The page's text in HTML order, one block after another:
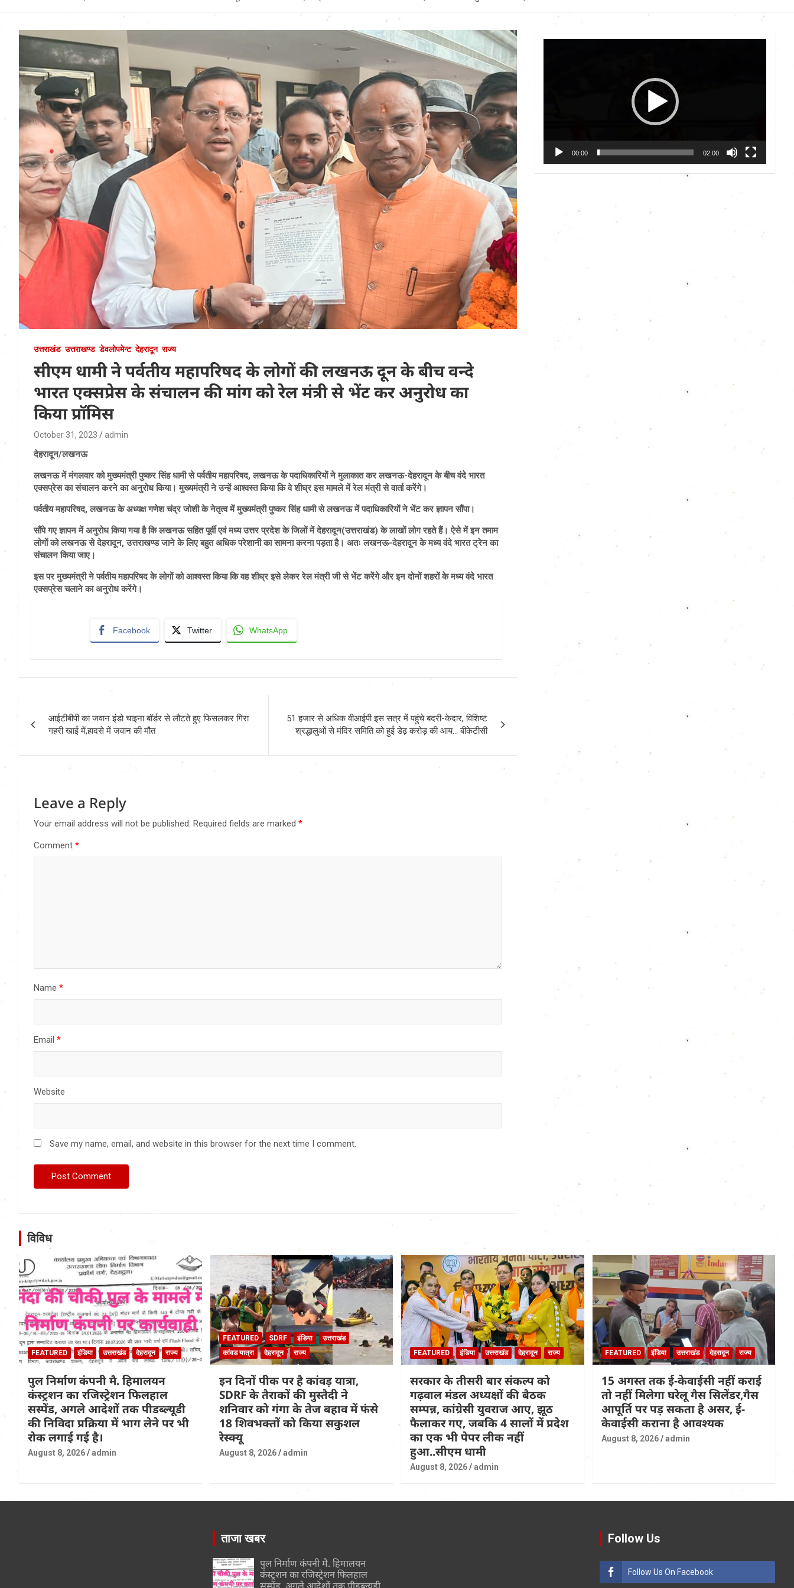
Uttarakhand News in
Hindi
उत्तराखंड उत्तराखण्ड डेवलोपमेन्ट देहरादून राज्य
सीएम धामी ने पर्वतीय महापरिषद के लोगों की लखनऊ दून के बीच वन्दे
भारत एक्सप्रेस के संचालन की मांग को रेल मंत्री से भेंट कर अनुरोध का
किया प्रॉमिस
October 31, 2023 admin
देहरादून/लखनऊ
लखनऊ में मंगलवार को मुख्यमंत्री पुष्कर सिंह धामी से पर्वतीय महापरिषद, लखनऊ के पदाधिकारियों ने मुलाकात कर लखनऊ-देहरादून के बीच वंदे भारत
एक्सप्रेस का संचालन करने का अनुरोध किया। मुख्यमंत्री ने उन्हें आश्वस्त किया कि वे शीघ्र इस मामले में रेल मंत्री से वार्ता करेंगे।
पर्वतीय महापरिषद, लखनऊ के अध्यक्ष गणेश चंद्र जोशी के नेतृत्व में मुख्यमंत्री पुष्कर सिंह धामी से लखनऊ में पदाधिकारियों ने भेंट कर ज्ञापन सौंपा।
सौंपे गए ज्ञापन में अनुरोध किया गया है कि लखनऊ सहित पूर्वी एवं मध्य उत्तर प्रदेश के जिलों में देहरादून(उत्तराखंड) के लाखों लोग रहते हैं। ऐसे में इन तमाम
लोगों को लखनऊ से देहरादून, उत्तराखण्ड जाने के लिए बहुत अधिक परेशानी का सामना करना पड़ता है। अतः लखनऊ-देहरादून के मध्य वंदे भारत ट्रेन का
संचालन किया जाए।
इस पर मुख्यमंत्री ने पर्वतीय महापरिषद के लोगों को आश्वस्त किया कि वह शीघ्र इसे लेकर रेल मंत्री जी से भेंट करेंगे और इन दोनों शहरों के मध्य वंदे भारत
एक्सप्रेस चलाने का अनुरोध करेंगे।
Facebook Twitter WhatsApp
navigation
आईटीबीपी का जवान इंडो चाइना बॉर्डर से लौटते हुए फिसलकर गिरा
गहरी खाई में,हादसे में जवान की मौत
51 हजार से अधिक वीआईपी इस सत्र में पहुंचे बदरी-केदार, विशिष्ट
श्रद्धालुओं से मंदिर समिति को हुई डेढ़ करोड़ की आय… बीकेटीसी
Leave a Reply
Your email address will not be published. Required fields are marked *
Comment *
Name *
Email *
Website
Save my name, email, and website in this browser for the next time I comment.
00:00 02:00
विविध
FEATURED इंडिया उत्तराखंड देहरादून राज्य
पुल निर्माण कंपनी मै. हिमालयन
कंस्ट्रशन का रजिस्ट्रेशन फिलहाल
सस्पेंड, अगले आदेशों तक पीडब्ल्यूडी
की निविदा प्रक्रिया में भाग लेने पर भी
रोक लगाई गई है।
August 8, 2026 admin
FEATURED SDRF इंडिया
उत्तराखंड
कांवड यात्रा
देहरादून राज्य
इन दिनों पीक पर है कांवड़ यात्रा,
SDRF के तैराकों की मुस्तैदी ने
शनिवार को गंगा के तेज बहाव में फंसे
18 शिवभक्तों को किया सकुशल
रेस्क्यू
August 8, 2026 admin
FEATURED इंडिया उत्तराखंड देहरादून राज्य
सरकार के तीसरी बार संकल्प को
गढ़वाल मंडल अध्यक्षों की बैठक
सम्पन्न, कांग्रेसी युवराज आए, झूठ
फैलाकर गए, जबकि 4 सालों में प्रदेश
का एक भी पेपर लीक नहीं
हुआ..सीएम धामी
August 8, 2026 admin
FEATURED इंडिया उत्तराखंड देहरादून राज्य
15 अगस्त तक ई-केवाईसी नहीं कराई
तो नहीं मिलेगा घरेलू गैस सिलेंडर,गैस
आपूर्ति पर पड़ सकता है असर, ई-
केवाईसी कराना है आवश्यक
August 8, 2026 admin
ताजा खबर
पुल निर्माण कंपनी मै. हिमालयन
कंस्ट्रशन का रजिस्ट्रेशन फिलहाल
Follow Us
Follow Us On Facebook